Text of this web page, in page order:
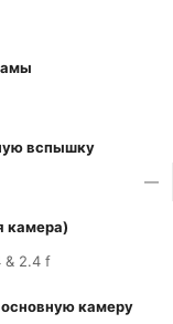
вспышку
—
камера)
& 2.4 f
камеру